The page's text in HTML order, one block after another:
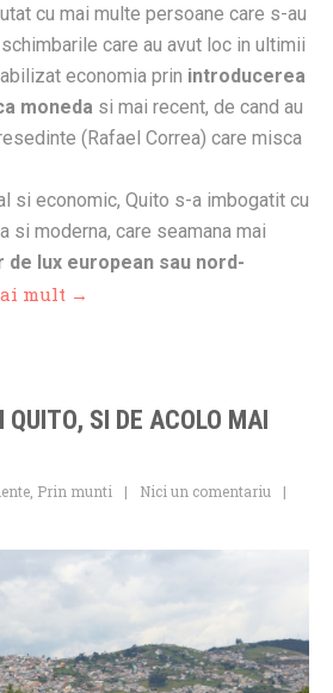
cu mai multe persoane care s-au
care au avut loc in ultimii
economia prin introducerea
moneda si mai recent, de cand au
(Rafael Correa) care misca
si economic, Quito s-a imbogatit cu
si moderna, care seamana mai
de lux european sau nord-
mult →
QUITO, SI DE ACOLO MAI
, Prin munti
Nici un comentariu